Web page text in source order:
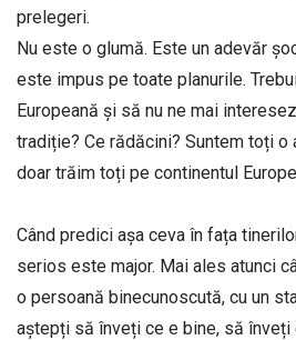
prelegeri.
Nu este o glumă. Este un adevăr
este impus pe toate planurile.
Europeană și să nu ne mai
tradiție? Ce rădăcini? Suntem toți o
doar trăim toți pe continentul
Când predici așa ceva în fața
serios este major. Mai ales atunci
o persoană binecunoscută, cu un
aștepți să înveți ce e bine, să